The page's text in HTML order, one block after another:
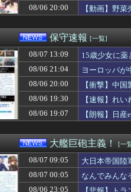
共産党信者「募金で共産党
【モンハンワイルズ】モン
実父の葬儀とコトメの結婚
08/06 20:00
【動画】野
保守速報 [一覧]
08/07 13:09
15歳少女に
08/06 21:04
ヨーロッパが
08/06 20:00
【衝撃】中
08/06 19:30
【速報】れ
08/06 19:07
【朗報】日
大艦巨砲主義！ [一
08/07 09:05
大日本帝国陸
08/07 00:05
なんでみんな
08/06 23:05